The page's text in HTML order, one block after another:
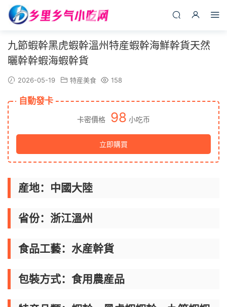
九節蝦幹黑虎蝦幹溫州特産蝦幹海鮮幹貨天然
曬幹幹蝦海蝦幹貨
2026-05-19 特産美食 158
自動發卡
卡密價格 98 小吃币
立即購買
産地：中國大陸
省份：浙江溫州
食品工藝：水産幹貨
包裝方式：食用農産品